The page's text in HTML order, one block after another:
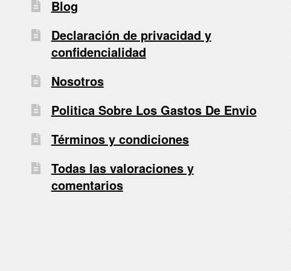
Blog
Declaración de privacidad y
confidencialidad
Nosotros
Politica Sobre Los Gastos De Envio
Términos y condiciones
Todas las valoraciones y
comentarios